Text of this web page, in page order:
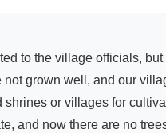
grown well, and our
or villages for
and now there are no